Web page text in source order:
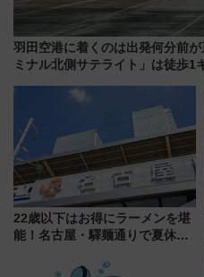
羽田空港に着くのは出発何分前
ミナル北側サテライト」は徒歩1
22歳以下はお得にラーメンを堪
能！名古屋・驛麺通りで夏休み
よりスタート